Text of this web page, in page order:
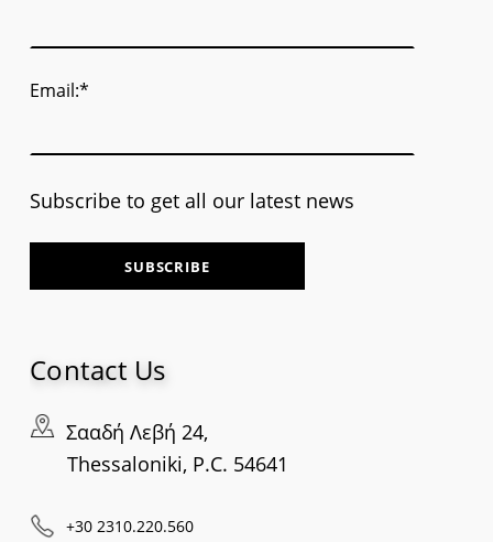
Email:*
Subscribe to get all our latest news
Contact Us
Σααδή Λεβή 24,
Thessaloniki, P.C. 54641
+30 2310.220.560